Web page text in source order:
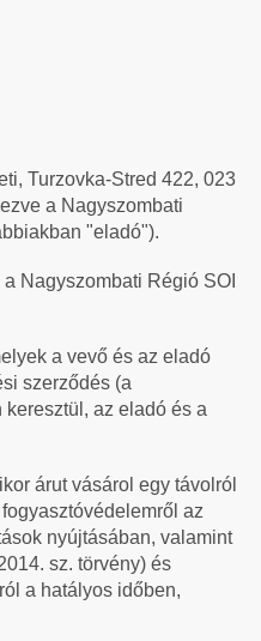
Turzovka-Stred 422, 023
a Nagyszombati
"eladó").
Nagyszombati Régió SOI
a vevő és az eladó
szerződés (a
az eladó és a
árut vásárol egy távolról
az
nyújtásában, valamint
sz. törvény) és
a hatályos időben,